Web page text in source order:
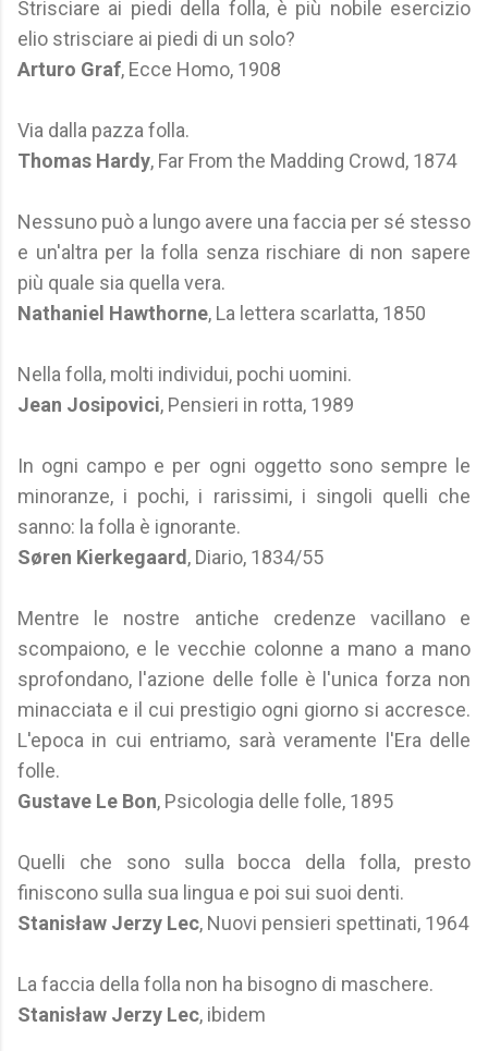
Strisciare ai piedi della folla, è più nobile esercizio
elio strisciare ai piedi di un solo?
Arturo Graf, Ecce Homo, 1908
Via dalla pazza folla.
Thomas Hardy, Far From the Madding Crowd, 1874
Nessuno può a lungo avere una faccia per sé stesso
e un'altra per la folla senza rischiare di non sapere
più quale sia quella vera.
Nathaniel Hawthorne, La lettera scarlatta, 1850
Nella folla, molti individui, pochi uomini.
Jean Josipovici, Pensieri in rotta, 1989
In ogni campo e per ogni oggetto sono sempre le
minoranze, i pochi, i rarissimi, i singoli quelli che
sanno: la folla è ignorante.
Søren Kierkegaard , Diario, 1834/55
Mentre le nostre antiche credenze vacillano e
scompaiono, e le vecchie colonne a mano a mano
sprofondano, l'azione delle folle è l'unica forza non
minacciata e il cui prestigio ogni giorno si accresce.
L'epoca in cui entriamo, sarà veramente l'Era delle
folle.
Gustave Le Bon, Psicologia delle folle, 1895
Quelli che sono sulla bocca della folla, presto
finiscono sulla sua lingua e poi sui suoi denti.
Stanisław Jerzy Lec, Nuovi pensieri spettinati, 1964
La faccia della folla non ha bisogno di maschere.
Stanisław Jerzy Lec, ibidem